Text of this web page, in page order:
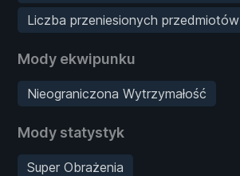
Liczba przeniesionych przedmiotów
Mody ekwipunku
Nieograniczona Wytrzymałość
Mody statystyk
Super Obrażenia